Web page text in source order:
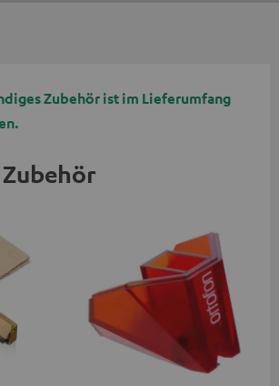
Zubehör ist im Lieferumfang